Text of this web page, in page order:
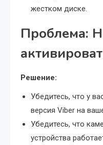
жестком диске.
Проблема:
Решение:
Убедитесь, что у
версия Viber на
Убедитесь, что
устройства